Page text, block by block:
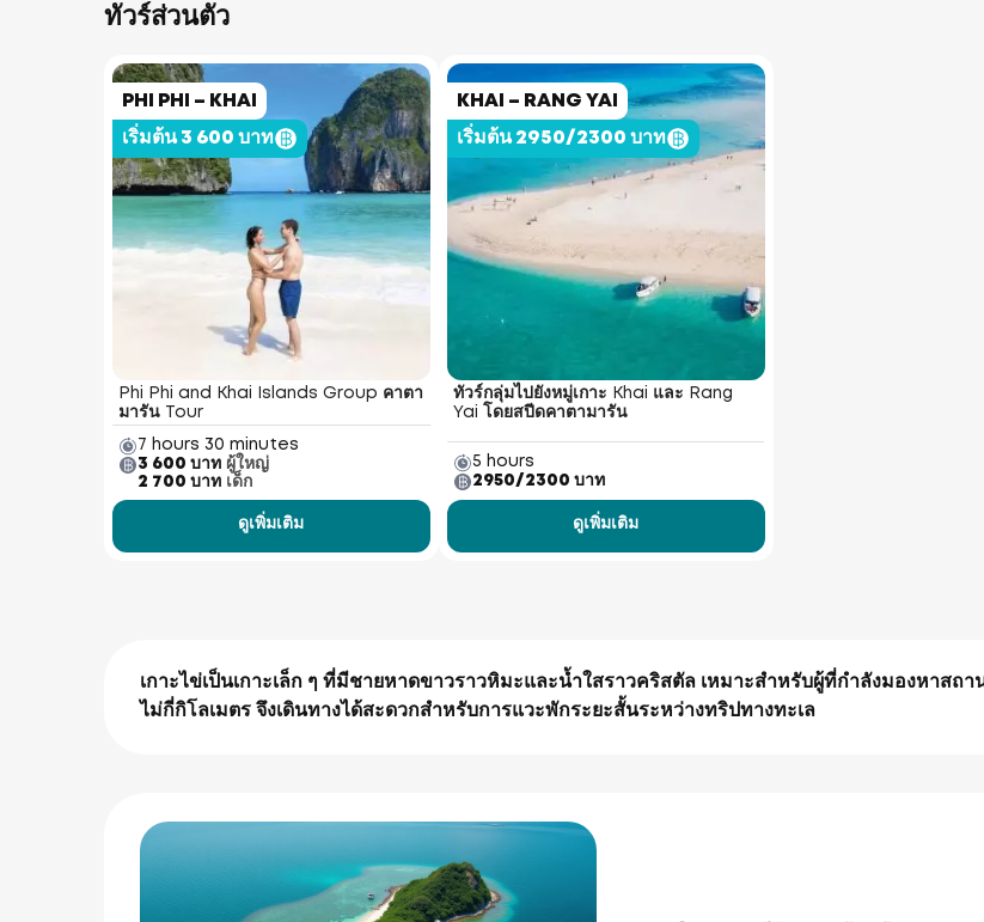
ทัวร์ส่วนตัว
PHI PHI – KHAI
เริ่มต้น 3 600 บาท
Phi Phi and Khai Islands Group คาตา
มารัน Tour
7 hours 30 minutes
3 600 บาท ผู้ใหญ่
2 700 บาท เด็ก
ดูเพิ่มเติม
KHAI – RANG YAI
เริ่มต้น 2950/2300 บาท
ทัวร์กลุ่มไปยังหมู่เกาะ Khai และ Rang
Yai โดยสปีดคาตามารัน
5 hours
2950/2300 บาท
ดูเพิ่มเติม
เกาะไข่เป็นเกาะเล็ก ๆ ที่มีชายหาดขาวราวหิมะและน้ำใสราวคริสตัล เหมาะสำหรับผู้ที่กำลังมองหาสถ
ไม่กี่กิโลเมตร จึงเดินทางได้สะดวกสำหรับการแวะพักระยะสั้นระหว่างทริปทางทะเล